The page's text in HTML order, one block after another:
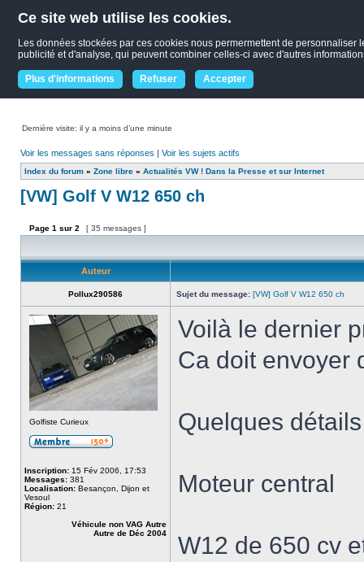
Ce site web utilise les cookies.
Les données stockées par ces cookies nous permermettent de
publicité et d'analyse, qui peuvent combiner celles-ci avec d'autres
Plus d'informations Refuser Accepter
Dernière visite: il y a moins d’une minute
Voir les messages sans réponses | Voir les sujets actifs
Index du forum » Zone libre » Actualités VW ! Dans la Presse et sur Internet
[VW] Golf V W12 650 ch
Page 1 sur 2 [ 35 messages ]
Auteur
Pollux290586 Sujet du message: [VW] Golf V W12 650 ch
Golfiste Curieux
Inscription: 15 Fév 2006, 17:53
Messages: 381
Localisation: Besançon, Dijon et
Vesoul
Région: 21
Véhicule non VAG Autre
Autre de Déc 2004
Voilà le dernier
Ca doit envoyer
Quelques
Moteur central
W12 de 650 cv